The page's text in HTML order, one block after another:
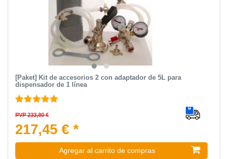
[Paket] Kit de accesorios 2 con adaptador de 5L para
dispensador de 1 línea
PVP 233,80 €
217,45 € *
Agregar al carrito de compras